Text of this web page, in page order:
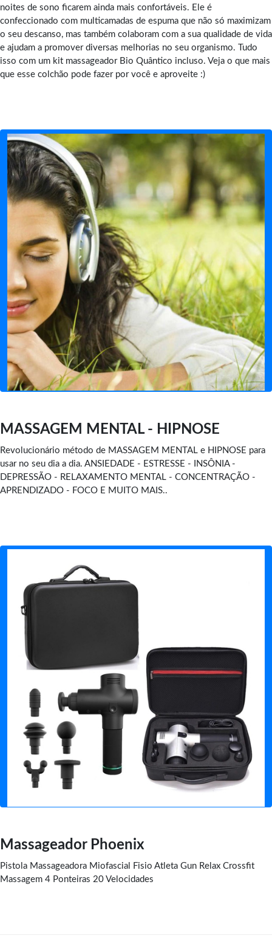
noites de sono ficarem ainda mais confortáveis. Ele é
confeccionado com multicamadas de espuma que não só maximizam
o seu descanso, mas também colaboram com a sua qualidade de vida
e ajudam a promover diversas melhorias no seu organismo. Tudo
isso com um kit massageador Bio Quântico incluso. Veja o que mais
que esse colchão pode fazer por você e aproveite :)
MASSAGEM MENTAL - HIPNOSE
Revolucionário método de MASSAGEM MENTAL e HIPNOSE para
usar no seu dia a dia. ANSIEDADE - ESTRESSE - INSÔNIA -
DEPRESSÃO - RELAXAMENTO MENTAL - CONCENTRAÇÃO -
APRENDIZADO - FOCO E MUITO MAIS..
Massageador Phoenix
Pistola Massageadora Miofascial Fisio Atleta Gun Relax Crossfit
Massagem 4 Ponteiras 20 Velocidades